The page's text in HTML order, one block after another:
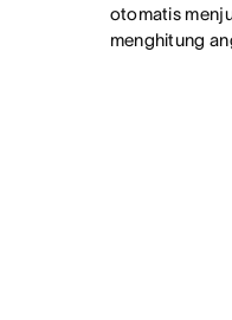
otomatis
menghitung